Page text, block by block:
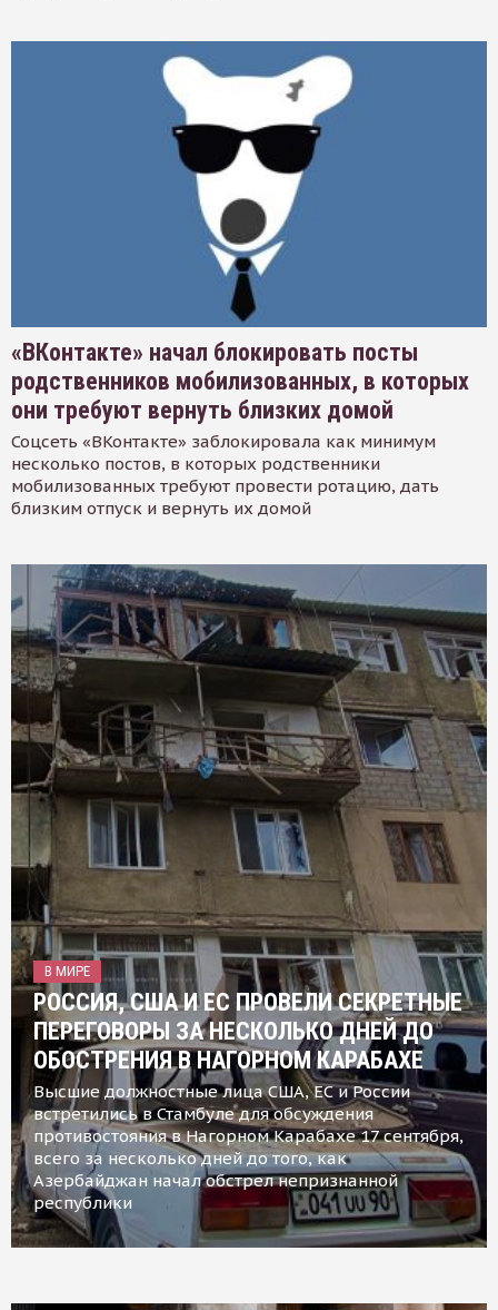
«ВКонтакте» начал блокировать посты
родственников мобилизованных, в которых
они требуют вернуть близких домой
Соцсеть «ВКонтакте» заблокировала как минимум
несколько постов, в которых родственники
мобилизованных требуют провести ротацию, дать
близким отпуск и вернуть их домой
В МИРЕ
РОССИЯ, США И ЕС ПРОВЕЛИ СЕКРЕТНЫЕ
ПЕРЕГОВОРЫ ЗА НЕСКОЛЬКО ДНЕЙ ДО
ОБОСТРЕНИЯ В НАГОРНОМ КАРАБАХЕ
Высшие должностные лица США, ЕС и России
встретились в Стамбуле для обсуждения
противостояния в Нагорном Карабахе 17 сентября,
всего за несколько дней до того, как
Азербайджан начал обстрел непризнанной
республики